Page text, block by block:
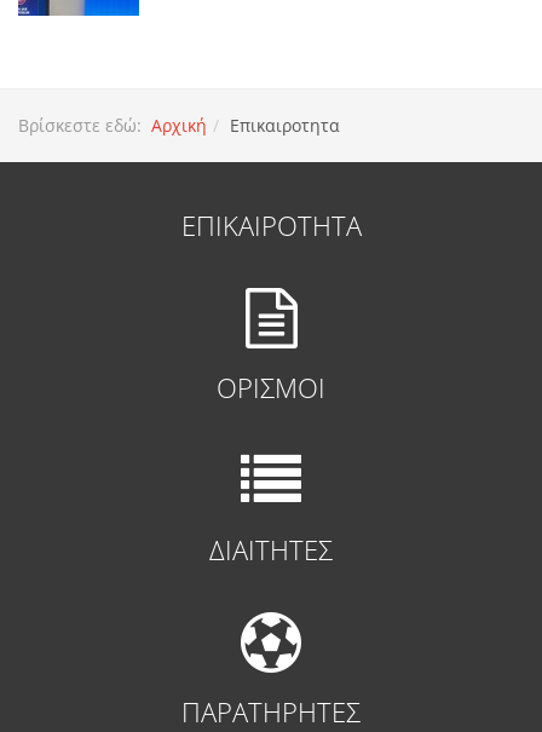
Βρίσκεστε εδώ: Αρχική Επικαιροτητα
ΕΠΙΚΑΙΡΟΤΗΤΑ
ΟΡΙΣΜΟΙ
ΔΙΑΙΤΗΤΕΣ
ΠΑΡΑΤΗΡΗΤΕΣ